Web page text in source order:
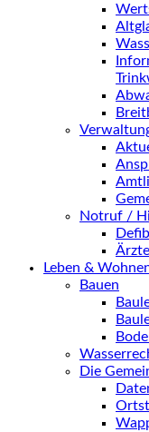
Notruf /
Leben &
Bauen
Die